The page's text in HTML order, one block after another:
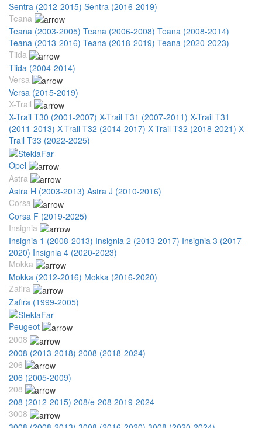
Sentra (2012-2015) Sentra (2016-2019)
Teana
Teana (2003-2005) Teana (2006-2008) Teana (2008-2014)
Teana (2013-2016) Teana (2018-2019) Teana (2020-2023)
Tiida
Tiida (2004-2014)
Versa
Versa (2015-2019)
X-Trail
X-Trail T30 (2001-2007) X-Trail T31 (2007-2011) X-Trail T31
(2011-2013) X-Trail T32 (2014-2017) X-Trail T32 (2018-2021) X-
Trail T33 (2022-2025)
Opel
Astra
Astra H (2003-2013) Astra J (2010-2016)
Corsa
Corsa F (2019-2025)
Insignia
Insignia 1 (2008-2013) Insignia 2 (2013-2017) Insignia 3 (2017-
2020) Insignia 4 (2020-2023)
Mokka
Mokka (2012-2016) Mokka (2016-2020)
Zafira
Zafira (1999-2005)
Peugeot
2008
2008 (2013-2018) 2008 (2018-2024)
206
206 (2005-2009)
208
208 (2012-2015) 208/e-208 2019-2024
3008